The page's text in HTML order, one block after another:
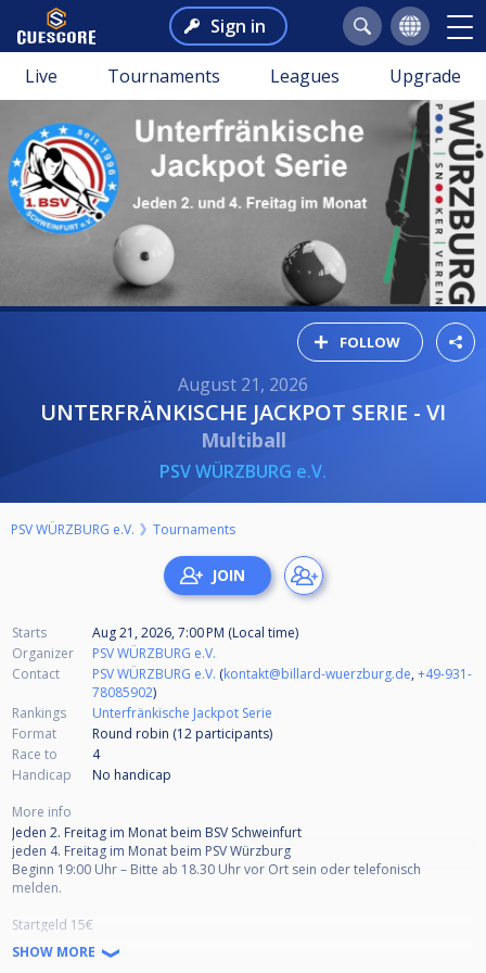
Sign in
Live Tournaments Leagues Upgrade
FOLLOW
August 21, 2026
UNTERFRÄNKISCHE JACKPOT SERIE - VI
Multiball
PSV WÜRZBURG e.V.
PSV WÜRZBURG e.V. Tournaments
Starts
Aug 21, 2026, 7:00 PM (Local time)
Organizer
PSV WÜRZBURG e.V.
Contact
PSV WÜRZBURG e.V. (kontakt@billard-wuerzburg.de,+49-931-
78085902)
Rankings
Unterfränkische Jackpot Serie
Format
Round robin (12 participants)
Race to
4
Handicap
No handicap
More info
Jeden 2. Freitag im Monat beim BSV Schweinfurt
jeden 4. Freitag im Monat beim PSV Würzburg
Beginn 19:00 Uhr – Bitte ab 18.30 Uhr vor Ort sein oder telefonisch
melden.
Startgeld 15€
(Davon werden 11,-€ am Turniertag ausbezahlt, 4,-€ gehen in den Jackpot)
SHOW MORE